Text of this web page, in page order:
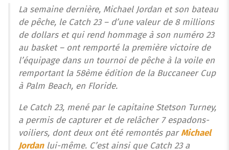
La semaine dernière, Michael Jordan et son bateau
de pêche, le Catch 23 – d’une valeur de 8 millions
de dollars et qui rend hommage à son numéro 23
au basket – ont remporté la première victoire de
l’équipage dans un tournoi de pêche à la voile en
remportant la 58ème édition de la Buccaneer Cup
à Palm Beach, en Floride.
Le Catch 23, mené par le capitaine Stetson Turney,
a permis de capturer et de relâcher 7 espadons-
voiliers, dont deux ont été remontés parMichael
Jordanlui-même. C’est ainsi que Catch 23 a